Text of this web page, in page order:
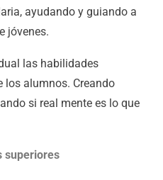
ayudando y guiando a
jóvenes.
las habilidades
los alumnos. Creando
si real mente es lo que
superiores